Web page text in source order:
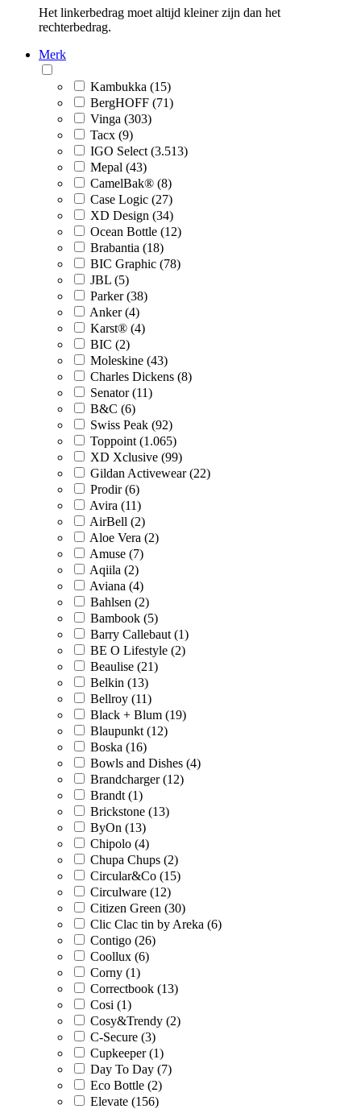
Het linkerbedrag moet altijd kleiner zijn dan het
rechterbedrag.
Merk
Kambukka (15)
BergHOFF (71)
Vinga (303)
Tacx (9)
IGO Select (3.513)
Mepal (43)
CamelBak® (8)
Case Logic (27)
XD Design (34)
Ocean Bottle (12)
Brabantia (18)
BIC Graphic (78)
JBL (5)
Parker (38)
Anker (4)
Karst® (4)
BIC (2)
Moleskine (43)
Charles Dickens (8)
Senator (11)
B&C (6)
Swiss Peak (92)
Toppoint (1.065)
XD Xclusive (99)
Gildan Activewear (22)
Prodir (6)
Avira (11)
AirBell (2)
Aloe Vera (2)
Amuse (7)
Aqiila (2)
Aviana (4)
Bahlsen (2)
Bambook (5)
Barry Callebaut (1)
BE O Lifestyle (2)
Beaulise (21)
Belkin (13)
Bellroy (11)
Black + Blum (19)
Blaupunkt (12)
Boska (16)
Bowls and Dishes (4)
Brandcharger (12)
Brandt (1)
Brickstone (13)
ByOn (13)
Chipolo (4)
Chupa Chups (2)
Circular&Co (15)
Circulware (12)
Citizen Green (30)
Clic Clac tin by Areka (6)
Contigo (26)
Coollux (6)
Corny (1)
Correctbook (13)
Cosi (1)
Cosy&Trendy (2)
C-Secure (3)
Cupkeeper (1)
Day To Day (7)
Eco Bottle (2)
Elevate (156)